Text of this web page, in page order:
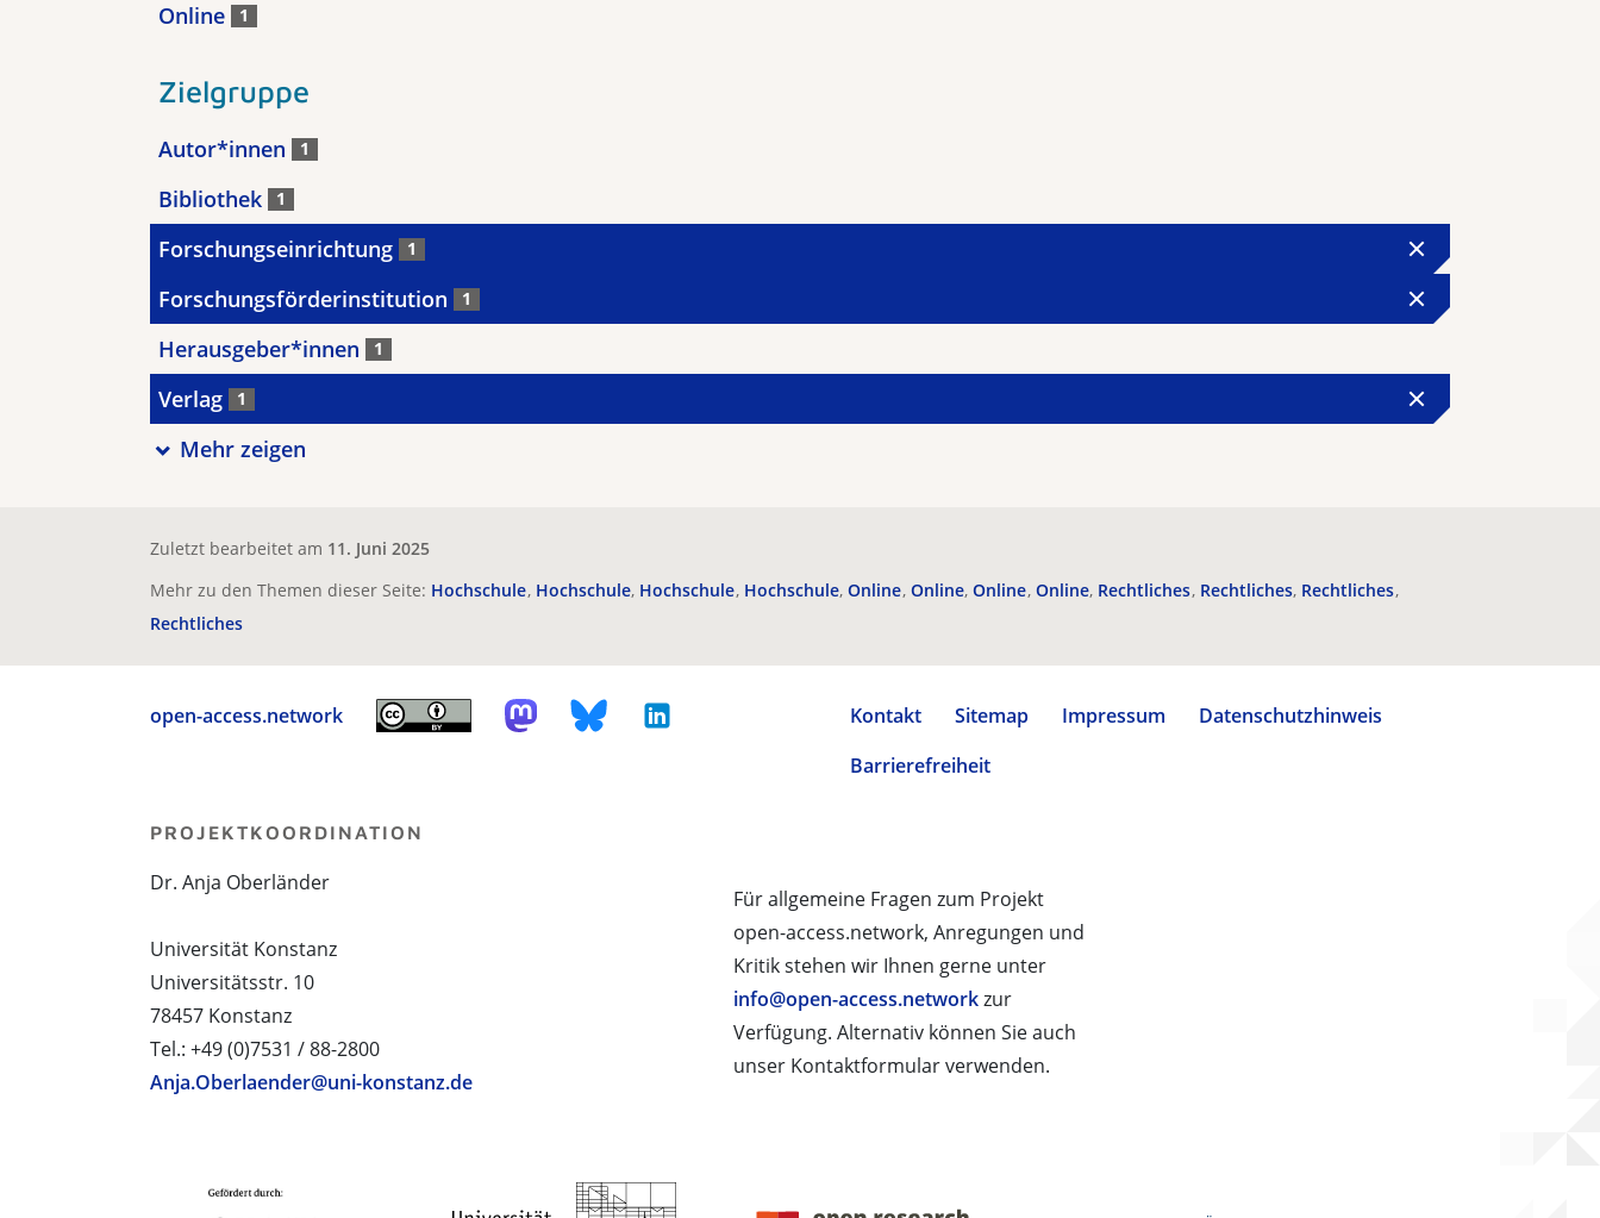
Online 1
Zielgruppe
Autor*innen 1
Bibliothek 1
Forschungseinrichtung 1
Forschungsförderinstitution 1
Herausgeber*innen 1
Verlag 1
Mehr zeigen
Zuletzt bearbeitet am 11. Juni 2025
Mehr zu den Themen dieser Seite: Hochschule Hochschule Hochschule Hochschule Online Online Online Online Rechtliches Rechtliches Rechtliches
Rechtliches
open-access.network Kontakt Sitemap Impressum
Datenschutzhinweis
Barrierefreiheit
Für allgemeine Fragen zum Projekt
open-access.network, Anregungen und
Kritik stehen wir Ihnen gerne unter
info@open-access.networkzur
Verfügung. Alternativ können Sie auch
unser Kontaktformular verwenden.
PROJEKTKOORDINATION
Dr. Anja Oberländer
Universität Konstanz
Universitätsstr. 10
78457 Konstanz
Tel.: +49 (0)7531 / 88-2800
Anja.Oberlaender@uni-konstanz.de